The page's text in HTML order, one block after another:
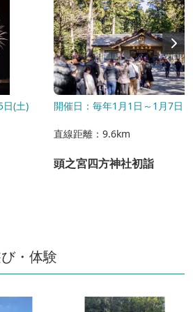
日(土)
開催日：毎年1月1日～1月7日
直線距離：9.6km
頭之宮四方神社初詣
・体験